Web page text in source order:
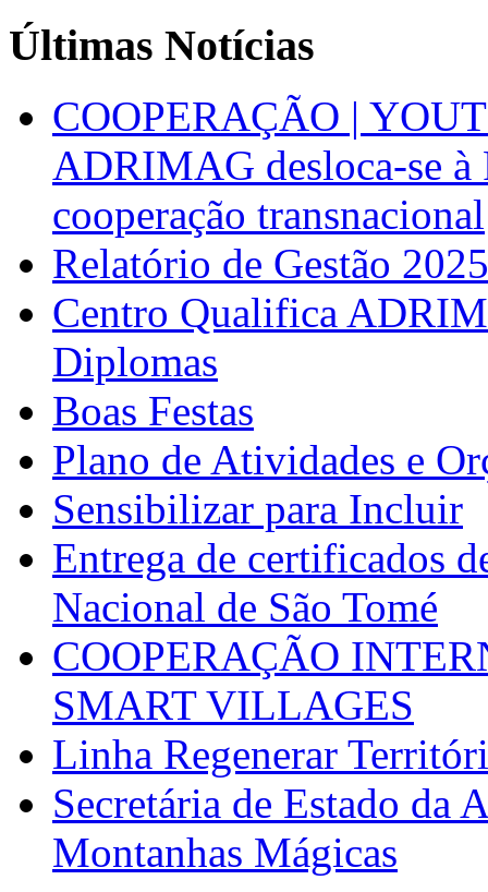
Últimas Notícias
COOPERAÇÃO |
ADRIMAG desloca-se
cooperação transnacional
Relatório de Gestão 2025
Centro Qualifica
Diplomas
Boas Festas
Plano de Atividades e
Sensibilizar para Incluir
Entrega de certificados
Nacional de São Tomé
COOPERAÇÃO
SMART VILLAGES
Linha Regenerar
Secretária de Estado da
Montanhas Mágicas